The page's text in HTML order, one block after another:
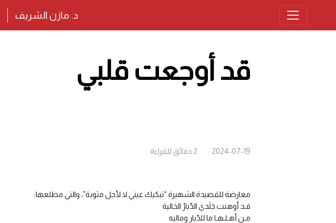
د. مازن الشريف
قد أوجعت قلبي
2024-07-19
2 دقائق للقراءة
معارضة للقصيدة الشهيرة “تبكيك عيني لا لأجل مثوبة”، والتي مطلعها:
قـد أوهنت جَلَدي الدّيارُ الخالية
مـن أهـلـهـا ما للدّيارِ وماليه